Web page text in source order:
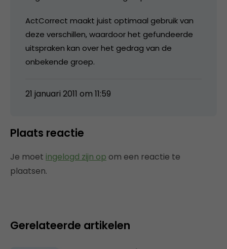
ActCorrect maakt juist optimaal gebruik van
deze verschillen, waardoor het gefundeerde
uitspraken kan over het gedrag van de
onbekende groep.
21 januari 2011 om 11:59
Plaats reactie
Je moet ingelogd zijn op om een reactie te
plaatsen.
Gerelateerde artikelen